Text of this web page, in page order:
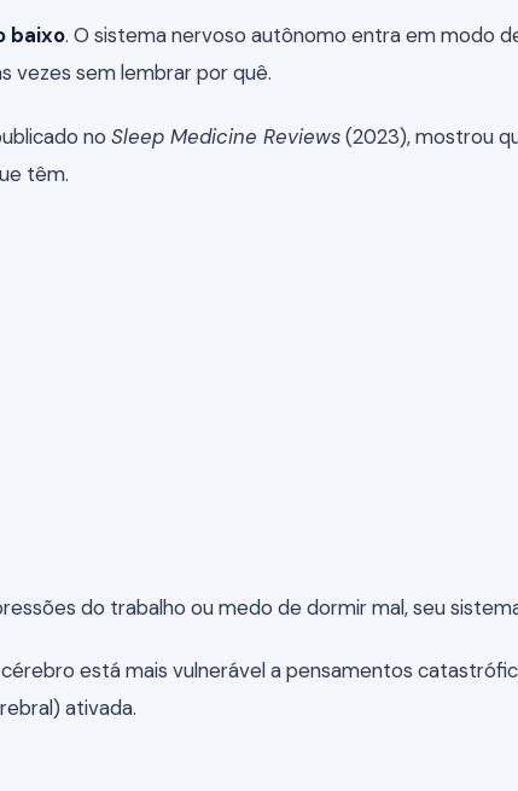
baixo. O sistema nervoso autônomo entra em modo
vezes sem lembrar por quê.
no Sleep Medicine Reviews(2023), mostrou
têm.
do trabalho ou medo de dormir mal, seu
está mais vulnerável a pensamentos
ativada.